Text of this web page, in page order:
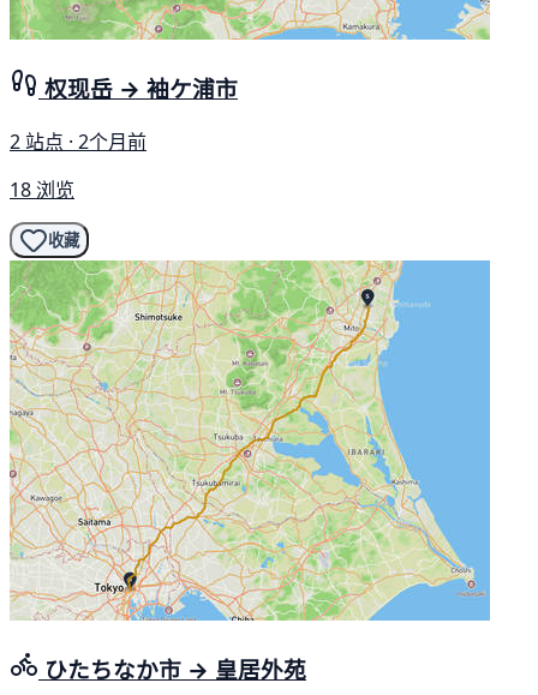
权现岳 → 袖ケ浦市
2 站点 · 2个月前
18 浏览
收藏
ひたちなか市 → 皇居外苑